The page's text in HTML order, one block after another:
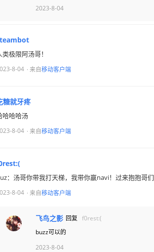
2023-8-04
类极限阿汤哥！
8-04 · 来自移动客户端
糖就牙疼
哈哈哈汤
8-04 · 来自移动客户端
：汤哥你带我打天梯，我带你嬴navi！过来抱抱哥
8-04 · 来自移动客户端
飞鸟之影 回复 f0rest:(
buzz可以的
2023-8-04